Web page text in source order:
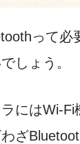
って
しょう。
にはWi-Fi
ざ